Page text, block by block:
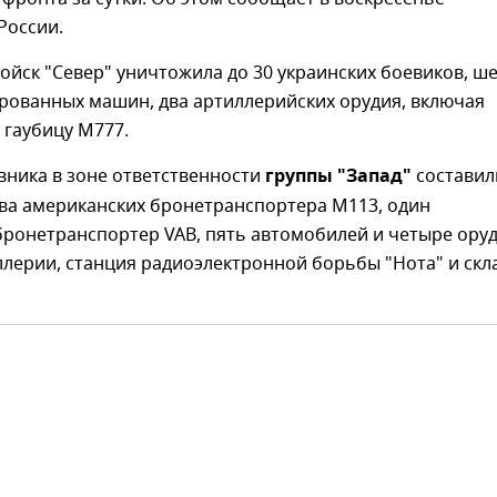
"Север" уничтожила до 30 украинских боевиков,
машин, два артиллерийских орудия, включая
М777.
в зоне ответственности группы "Запад"
американских бронетранспортера М113, один
VAB, пять автомобилей и четыре
станция радиоэлектронной борьбы "Нота" и